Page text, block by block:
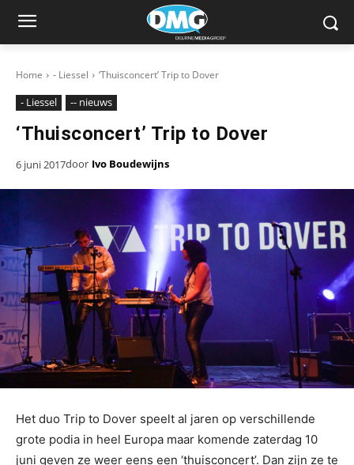
Home - Liessel ‘Thuisconcert’ Trip to Dover
- Liessel -- nieuws
‘Thuisconcert’ Trip to Dover
6 juni 2017door Ivo Boudewijns
Het duo Trip to Dover speelt al jaren op verschillende
grote podia in heel Europa maar komende zaterdag 10
juni geven ze weer eens een ‘thuisconcert’. Dan zijn ze te